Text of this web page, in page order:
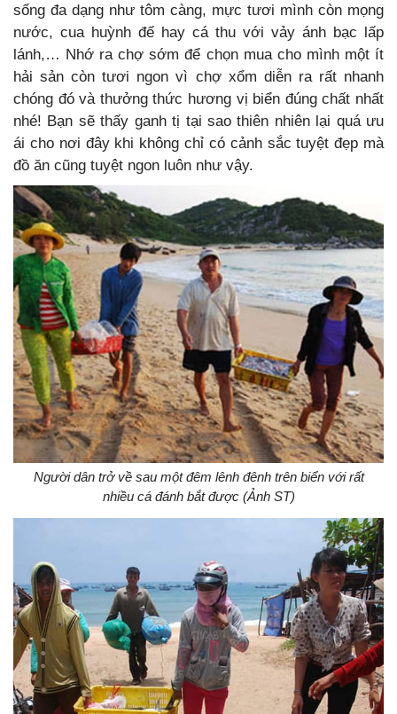
sống đa dạng như tôm càng, mực tươi mình còn mọng
nước, cua huỳnh đế hay cá thu với vảy ánh bạc lấp
lánh,… Nhớ ra chợ sớm để chọn mua cho mình một ít
hải sản còn tươi ngon vì chợ xổm diễn ra rất nhanh
chóng đó và thưởng thức hương vị biển đúng chất nhất
nhé! Bạn sẽ thấy ganh tị tại sao thiên nhiên lại quá ưu
ái cho nơi đây khi không chỉ có cảnh sắc tuyệt đẹp mà
đồ ăn cũng tuyệt ngon luôn như vậy.
Người dân trở về sau một đêm lênh đênh trên biển với rất
nhiều cá đánh bắt được (Ảnh ST)